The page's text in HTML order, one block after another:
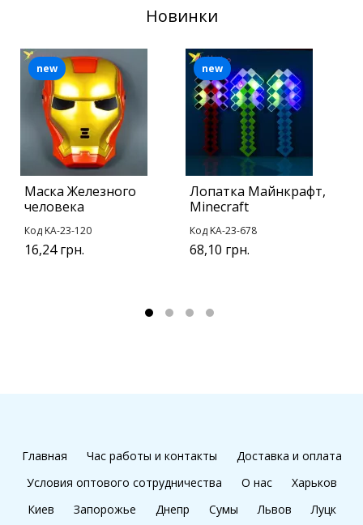
Новинки
Маска Железного
человека
Код KA-23-120
16,24 грн.
new
Лопатка Майнкрафт,
Minecraft
Код KA-23-678
68,10 грн.
new
Главная Час работы и контакты
Доставка и оплата
Условия оптового сотрудничества
О нас
Харьков
Киев
Запорожье Днепр Сумы Львов Луцк